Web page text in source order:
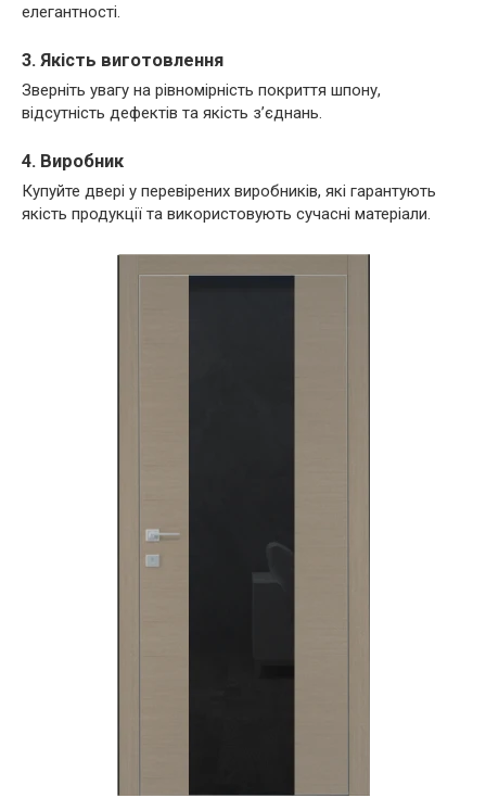
елегантності.
3. Якість виготовлення
Зверніть увагу на рівномірність покриття шпону,
відсутність дефектів та якість з’єднань.
4. Виробник
Купуйте двері у перевірених виробників, які гарантують
якість продукції та використовують сучасні матеріали.